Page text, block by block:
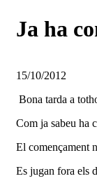
Ja ha
15/10/2012
Bona tarda a
Com ja sabeu ha
El començament
Es jugan fora els